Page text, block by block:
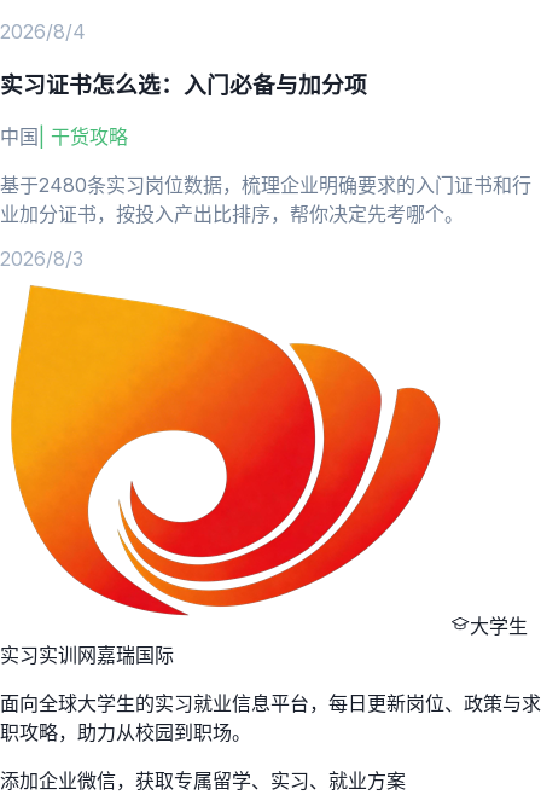
2026/8/4
实习证书怎么选：入门必备与加分项
中国 干货攻略
基于2480条实习岗位数据，梳理企业明确要求的入门证书和行
业加分证书，按投入产出比排序，帮你决定先考哪个。
2026/8/3
大学生
实习实训网嘉瑞国际
面向全球大学生的实习就业信息平台，每日更新岗位、政策与求
职攻略，助力从校园到职场。
添加企业微信，获取专属留学、实习、就业方案